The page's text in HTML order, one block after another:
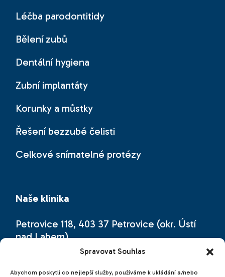
Spravovat Souhlas
Abychom poskytli co nejlepší služby, používáme k ukládání a/nebo
Léčba parodontitidy
Bělení zubů
Dentální hygiena
Zubní implantáty
Korunky a můstky
Řešení bezzubé čelisti
Celkové snímatelné protézy
Naše klinika
Petrovice 118, 403 37 Petrovice (okr. Ústí
nad Labem)